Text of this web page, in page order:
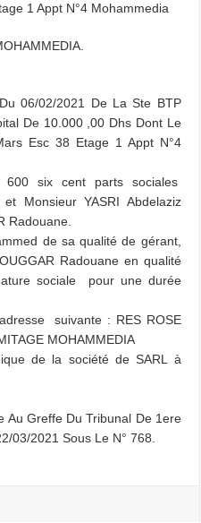
1 Appt N°4 Mohammedia
06/02/2021 De La Ste BTP
De 10.000 ,00 Dhs Dont Le
Esc 38 Etage 1 Appt N°4
600 six cent parts sociales
Monsieur YASRI Abdelaziz
Radouane.
de sa qualité de gérant,
Radouane en qualité
sociale pour une durée
suivante : RES ROSE
MOHAMMEDIA
de la société de SARL à
Au Greffe Du Tribunal De 1ere
03/2021 Sous Le N° 768.